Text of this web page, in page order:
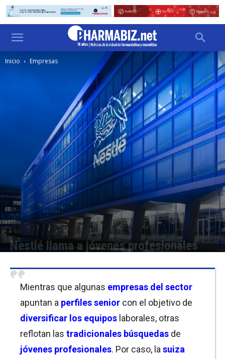
Inicio Empresas
Nestlé llama a jóvenes profesionales
Mientras que algunas empresas del sector
apuntan a perfiles senior con el objetivo de
diversificar los equipos laborales, otras
reflotan las tradicionales búsquedas de
jóvenes profesionales. Por caso, la suiza